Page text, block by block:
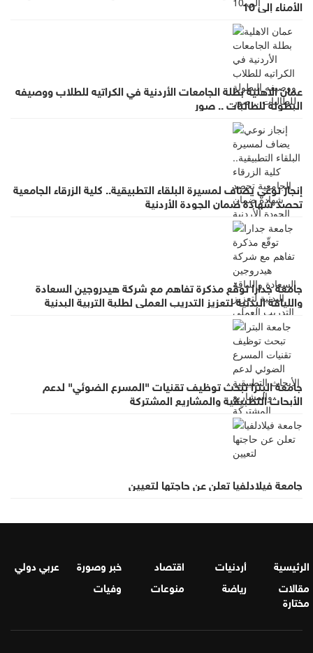
الأمناء إلى 10
عمان الاهلية بطلة الجامعات الأردنية في الكراتيه للطلاب ووصيفه
البطولة للطالبات .. صور
إنجاز نوعي يضاف لمسيرة البلقاء التطبيقية.. كلية الزرقاء الجامعية
تحصد شهادة ضمان الجودة الأردنية
جامعة جدارا توقّع مذكرة تفاهم مع شركة هيدروجين السعادة
واللياقة البدنية لتعزيز التدريب العملي لطلبة التربية البدنية
جامعة البترا تبحث توظيف تقنيات "المسرع الضوئي" لدعم
الأبحاث التطبيقية والمشاريع المشتركة
جامعة فيلادلفيا تعلن عن حاجتها لتعيين
الرئيسية أردنيات اقتصاد خبر وصورة
عربي دولي
مقالات
مختارة
رياضة منوعات وفيات